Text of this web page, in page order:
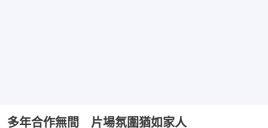
多年合作無間 片場氛圍猶如家人